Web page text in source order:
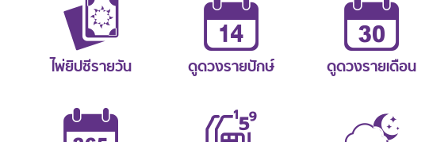
ไพ่ยิปซีรายวัน ดูดวงรายปักษ์ ดูดวงรายเดือน